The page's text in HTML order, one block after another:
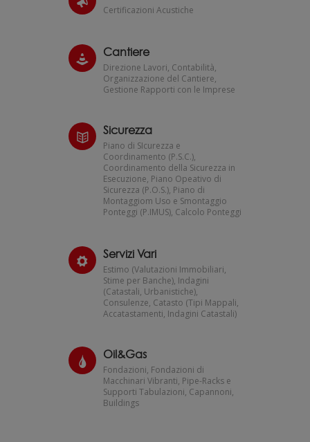
Certificazioni Acustiche
Cantiere
Direzione Lavori, Contabilità,
Organizzazione del Cantiere,
Gestione Rapporti con le Imprese
Sicurezza
Piano di SIcurezza e
Coordinamento (P.S.C.),
Coordinamento della Sicurezza in
Esecuzione, Piano Opeativo di
Sicurezza (P.O.S.), Piano di
Montaggiom Uso e Smontaggio
Ponteggi (P.IMUS), Calcolo Ponteggi
Servizi Vari
Estimo (Valutazioni Immobiliari,
Stime per Banche), Indagini
(Catastali, Urbanistiche),
Consulenze, Catasto (Tipi Mappali,
Accatastamenti, Indagini Catastali)
Oil&Gas
Fondazioni, Fondazioni di
Macchinari Vibranti, Pipe-Racks e
Supporti Tabulazioni, Capannoni,
Buildings